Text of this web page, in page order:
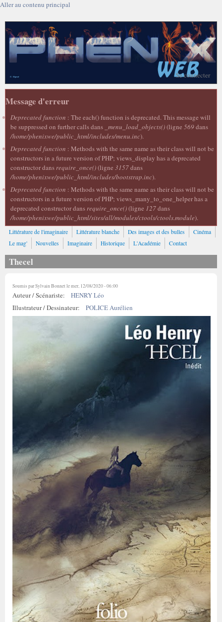
Aller au contenu principal
Se connecter
Message d'erreur
Deprecated function : The each() function is deprecated. This message will
be suppressed on further calls dans _menu_load_objects()(ligne 569dans
/home/phenixwe/public_html/includes/menu.inc).
Deprecated function : Methods with the same name as their class will not be
constructors in a future version of PHP; views_display has a deprecated
constructor dansrequire_once()(ligne 3157dans
/home/phenixwe/public_html/includes/bootstrap.inc).
Deprecated function : Methods with the same name as their class will not be
constructors in a future version of PHP; views_many_to_one_helper has a
deprecated constructor dansrequire_once()(ligne 127dans
/home/phenixwe/public_html/sites/all/modules/ctools/ctools.module).
Littérature de l'imaginaire Littérature blanche Des images et des bulles
Cinéma
Le mag'
Nouvelles Imaginaire Historique L'Académie Contact
Thecel
Soumis parSylvain Bonnetle mer, 12/08/2020 - 06:00
Auteur / Scénariste:
HENRY Léo
Illustrateur / Dessinateur:
POLICE Aurélien